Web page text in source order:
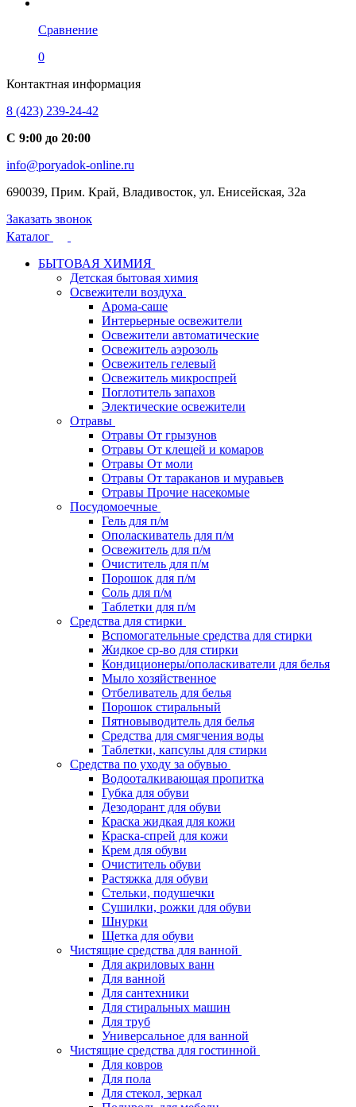
Сравнение
0
Контактная информация
8 (423) 239-24-42
С 9:00 до 20:00
info@poryadok-online.ru
690039, Прим. Край, Владивосток, ул. Енисейская, 32а
Заказать звонок
Каталог
БЫТОВАЯ ХИМИЯ
Детская бытовая химия
Освежители воздуха
Арома-саше
Интерьерные освежители
Освежители автоматические
Освежитель аэрозоль
Освежитель гелевый
Освежитель микроспрей
Поглотитель запахов
Электические освежители
Отравы
Отравы От грызунов
Отравы От клещей и комаров
Отравы От моли
Отравы От тараканов и муравьев
Отравы Прочие насекомые
Посудомоечные
Гель для п/м
Ополаскиватель для п/м
Освежитель для п/м
Очиститель для п/м
Порошок для п/м
Соль для п/м
Таблетки для п/м
Средства для стирки
Вспомогательные средства для стирки
Жидкое ср-во для стирки
Кондиционеры/ополаскиватели для белья
Мыло хозяйственное
Отбеливатель для белья
Порошок стиральный
Пятновыводитель для белья
Средства для смягчения воды
Таблетки, капсулы для стирки
Средства по уходу за обувью
Водооталкивающая пропитка
Губка для обуви
Дезодорант для обуви
Краска жидкая для кожи
Краска-спрей для кожи
Крем для обуви
Очиститель обуви
Растяжка для обуви
Стельки, подушечки
Сушилки, рожки для обуви
Шнурки
Щетка для обуви
Чистящие средства для ванной
Для акриловых ванн
Для ванной
Для сантехники
Для стиральных машин
Для труб
Универсальное для ванной
Чистящие средства для гостинной
Для ковров
Для пола
Для стекол, зеркал